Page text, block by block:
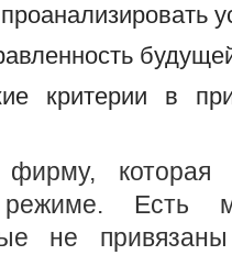
критерии в
которая
режиме. Есть
не